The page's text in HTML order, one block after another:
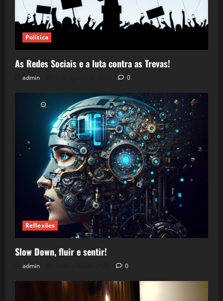
Política
As Redes Sociais e a luta contra as Trevas!
admin 0
Reflexões
Slow Down, fluir e sentir!
admin 0